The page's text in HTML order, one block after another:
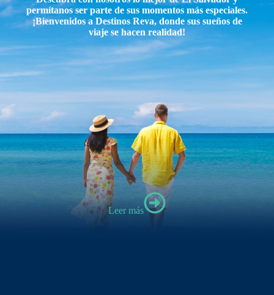
permítanos ser parte de sus momentos más especiales.
¡Bienvenidos a Destinos Reva, donde sus sueños de
viaje se hacen realidad!
Leer más